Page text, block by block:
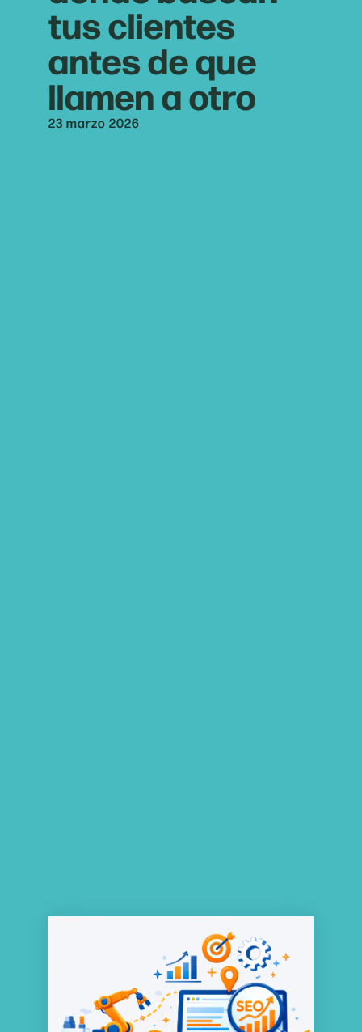
tus clientes
antes de que
llamen a otro
23 marzo 2026